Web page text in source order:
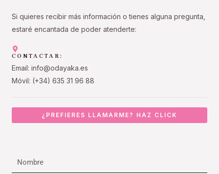
Si quieres recibir más información o tienes alguna pregunta,
estaré encantada de poder atenderte:
CONTACTAR:
Email: info@odayaka.es
Móvil: (+34) 635 31 96 88
¿PREFIERES LLAMARME? HAZ CLICK
Nombre